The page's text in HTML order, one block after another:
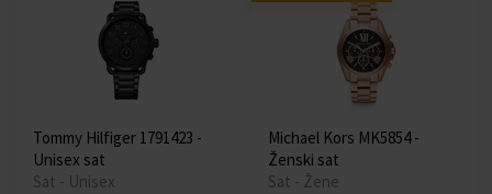
Tommy Hilfiger 1791423 -
Unisex sat
Sat - Unisex
Michael Kors MK5854 -
Ženski sat
Sat - Žene